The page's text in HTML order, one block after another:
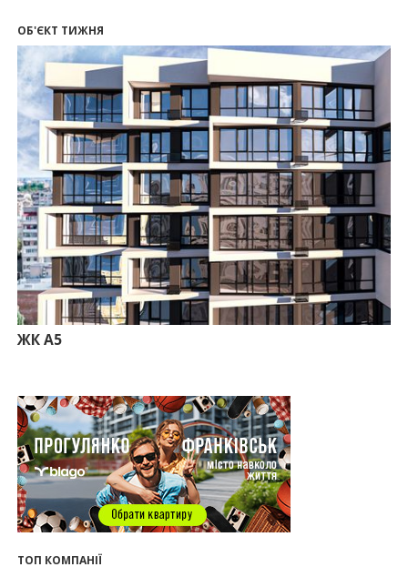
Введено в експлуатацію першу секцію ЖК
SKYGARDEN
11:50
Ведення фасадних робіт у 36 корпусі ЖР
“Княгинин”
09:24
Новобудови Франківська стрімко дорожчають:
скільки в середньому коштує квадратний метр
15.07.2026
12:06
На Франківщині житло за «єОселею» дешевше
на 21%
13.07.2026
10:56
У Франківську не знайшлося охочих купити
офісний комплекс збанкрутілої компанії з групи
«Приват»
09:25
Податок на нерухомість з 1 липня: як дізнатися
суму і правильно сплатити кошти
правила «єОселі» працюють на Прикарпатті
08.07.2026
14:00
Як поєднувати кольори в інтер’єрі: тренди 2026
року
12:38
Компанія співвласниці "Буковелю" викупить
землю в центрі Івано-Франківська
10:22
Прокуратура вимагає повернути 34 гектари
ОБ'ЄКТ ТИЖНЯ
ЖК А5
ТОП КОМПАНІЇ